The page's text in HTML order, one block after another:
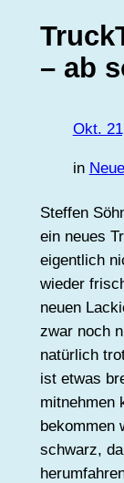
– ab
Okt.
in
Steffen
ein neues
eigentlich
wieder
neuen
zwar noch
natürlich
ist etwas
mitnehmen
bekommen
schwarz,